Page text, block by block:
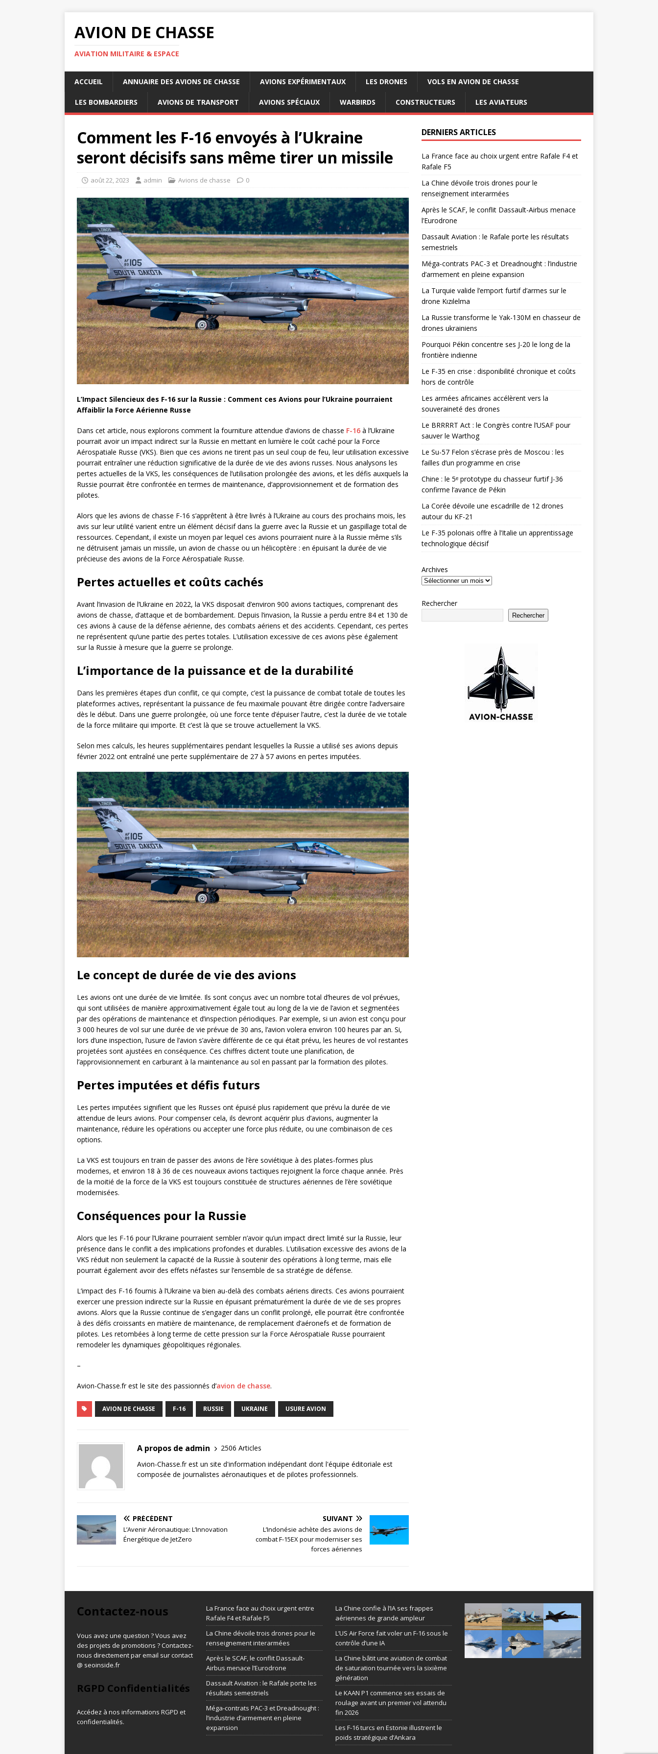
AVION DE CHASSE
AVIATION MILITAIRE & ESPACE
ACCUEIL ANNUAIRE DES AVIONS DE CHASSE AVIONS EXPÉRIMENTAUX LES DRONES VOLS EN AVION DE CHASSE
LES BOMBARDIERS AVIONS DE TRANSPORT AVIONS SPÉCIAUX WARBIRDS CONSTRUCTEURS LES AVIATEURS
Comment les F-16 envoyés à l’Ukraine
seront décisifs sans même tirer un missile
août 22, 2023 admin Avions de chasse 0
L’Impact Silencieux des F-16 sur la Russie : Comment ces Avions pour l’Ukraine pourraient
Affaiblir la Force Aérienne Russe
Dans cet article, nous explorons comment la fourniture attendue d’avions de chasse F-16 à l’Ukraine
pourrait avoir un impact indirect sur la Russie en mettant en lumière le coût caché pour la Force
Aérospatiale Russe (VKS). Bien que ces avions ne tirent pas un seul coup de feu, leur utilisation excessive
pourrait entraîner une réduction significative de la durée de vie des avions russes. Nous analysons les
pertes actuelles de la VKS, les conséquences de l’utilisation prolongée des avions, et les défis auxquels la
Russie pourrait être confrontée en termes de maintenance, d’approvisionnement et de formation des
pilotes.
Alors que les avions de chasse F-16 s’apprêtent à être livrés à l’Ukraine au cours des prochains mois, les
avis sur leur utilité varient entre un élément décisif dans la guerre avec la Russie et un gaspillage total de
ressources. Cependant, il existe un moyen par lequel ces avions pourraient nuire à la Russie même s’ils
ne détruisent jamais un missile, un avion de chasse ou un hélicoptère : en épuisant la durée de vie
précieuse des avions de la Force Aérospatiale Russe.
Pertes actuelles et coûts cachés
Avant l’invasion de l’Ukraine en 2022, la VKS disposait d’environ 900 avions tactiques, comprenant des
avions de chasse, d’attaque et de bombardement. Depuis l’invasion, la Russie a perdu entre 84 et 130 de
ces avions à cause de la défense aérienne, des combats aériens et des accidents. Cependant, ces pertes
ne représentent qu’une partie des pertes totales. L’utilisation excessive de ces avions pèse également
sur la Russie à mesure que la guerre se prolonge.
L’importance de la puissance et de la durabilité
Dans les premières étapes d’un conflit, ce qui compte, c’est la puissance de combat totale de toutes les
plateformes actives, représentant la puissance de feu maximale pouvant être dirigée contre l’adversaire
dès le début. Dans une guerre prolongée, où une force tente d’épuiser l’autre, c’est la durée de vie totale
de la force militaire qui importe. Et c’est là que se trouve actuellement la VKS.
Selon mes calculs, les heures supplémentaires pendant lesquelles la Russie a utilisé ses avions depuis
février 2022 ont entraîné une perte supplémentaire de 27 à 57 avions en pertes imputées.
Le concept de durée de vie des avions
Les avions ont une durée de vie limitée. Ils sont conçus avec un nombre total d’heures de vol prévues,
qui sont utilisées de manière approximativement égale tout au long de la vie de l’avion et segmentées
par des opérations de maintenance et d’inspection périodiques. Par exemple, si un avion est conçu pour
3 000 heures de vol sur une durée de vie prévue de 30 ans, l’avion volera environ 100 heures par an. Si,
lors d’une inspection, l’usure de l’avion s’avère différente de ce qui était prévu, les heures de vol restantes
projetées sont ajustées en conséquence. Ces chiffres dictent toute une planification, de
l’approvisionnement en carburant à la maintenance au sol en passant par la formation des pilotes.
Pertes imputées et défis futurs
Les pertes imputées signifient que les Russes ont épuisé plus rapidement que prévu la durée de vie
attendue de leurs avions. Pour compenser cela, ils devront acquérir plus d’avions, augmenter la
maintenance, réduire les opérations ou accepter une force plus réduite, ou une combinaison de ces
options.
La VKS est toujours en train de passer des avions de l’ère soviétique à des plates-formes plus
modernes, et environ 18 à 36 de ces nouveaux avions tactiques rejoignent la force chaque année. Près
de la moitié de la force de la VKS est toujours constituée de structures aériennes de l’ère soviétique
modernisées.
Conséquences pour la Russie
Alors que les F-16 pour l’Ukraine pourraient sembler n’avoir qu’un impact direct limité sur la Russie, leur
présence dans le conflit a des implications profondes et durables. L’utilisation excessive des avions de la
VKS réduit non seulement la capacité de la Russie à soutenir des opérations à long terme, mais elle
pourrait également avoir des effets néfastes sur l’ensemble de sa stratégie de défense.
L’impact des F-16 fournis à l’Ukraine va bien au-delà des combats aériens directs. Ces avions pourraient
exercer une pression indirecte sur la Russie en épuisant prématurément la durée de vie de ses propres
avions. Alors que la Russie continue de s’engager dans un conflit prolongé, elle pourrait être confrontée
à des défis croissants en matière de maintenance, de remplacement d’aéronefs et de formation de
pilotes. Les retombées à long terme de cette pression sur la Force Aérospatiale Russe pourraient
remodeler les dynamiques géopolitiques régionales.
–
Avion-Chasse.fr est le site des passionnés d’avion de chasse.
AVION DE CHASSE F-16 RUSSIE UKRAINE USURE AVION
A propos de admin
2506 Articles
Avion-Chasse.fr est un site d'information indépendant dont l'équipe éditoriale est
composée de journalistes aéronautiques et de pilotes professionnels.
PRÉCÉDENT
L’Avenir Aéronautique: L’Innovation
Énergétique de JetZero
SUIVANT
L’Indonésie achète des avions de
combat F-15EX pour moderniser ses
forces aériennes
DERNIERS ARTICLES
La France face au choix urgent entre Rafale F4 et
Rafale F5
La Chine dévoile trois drones pour le
renseignement interarmées
Après le SCAF, le conflit Dassault-Airbus menace
l’Eurodrone
Dassault Aviation : le Rafale porte les résultats
semestriels
Méga-contrats PAC-3 et Dreadnought : l’industrie
d’armement en pleine expansion
La Turquie valide l’emport furtif d’armes sur le
drone Kızılelma
La Russie transforme le Yak-130M en chasseur de
drones ukrainiens
Pourquoi Pékin concentre ses J-20 le long de la
frontière indienne
Le F-35 en crise : disponibilité chronique et coûts
hors de contrôle
Les armées africaines accélèrent vers la
souveraineté des drones
Le BRRRRT Act : le Congrès contre l’USAF pour
sauver le Warthog
Le Su-57 Felon s’écrase près de Moscou : les
failles d’un programme en crise
Chine : le 5ᵉ prototype du chasseur furtif J-36
confirme l’avance de Pékin
La Corée dévoile une escadrille de 12 drones
autour du KF-21
Le F-35 polonais offre à l’Italie un apprentissage
technologique décisif
Archives
Rechercher
Rechercher
Contactez-nous
Vous avez une question ? Vous avez
des projets de promotions ? Contactez-
nous directement par email sur contact
@ seoinside.fr
RGPD Confidentialités
Accédez à nos informations RGPD et
confidentialités.
La France face au choix urgent entre
Rafale F4 et Rafale F5
La Chine dévoile trois drones pour le
renseignement interarmées
Après le SCAF, le conflit Dassault-
Airbus menace l’Eurodrone
Dassault Aviation : le Rafale porte les
résultats semestriels
Méga-contrats PAC-3 et Dreadnought :
l’industrie d’armement en pleine
expansion
La Chine confie à l’IA ses frappes
aériennes de grande ampleur
L’US Air Force fait voler un F-16 sous le
contrôle d’une IA
La Chine bâtit une aviation de combat
de saturation tournée vers la sixième
génération
Le KAAN P1 commence ses essais de
roulage avant un premier vol attendu
fin 2026
Les F-16 turcs en Estonie illustrent le
poids stratégique d’Ankara